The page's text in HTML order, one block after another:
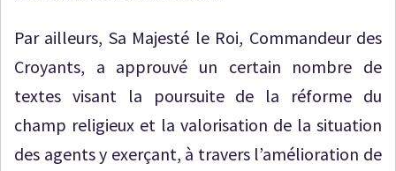
Par ailleurs, Sa Majesté le Roi, Commandeur des
Croyants, a approuvé un certain nombre de
textes visant la poursuite de la réforme du
champ religieux et la valorisation de la situation
des agents y exerçant, à travers l’amélioration de